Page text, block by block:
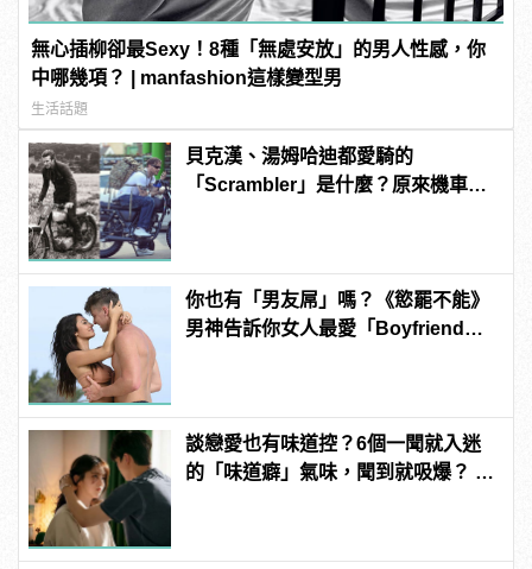
無心插柳卻最Sexy！8種「無處安放」的男人性感，你
中哪幾項？ | manfashion這樣變型男
生活話題
貝克漢、湯姆哈迪都愛騎的
「Scrambler」是什麼？原來機車也
你也有「男友屌」嗎？《慾罷不能》
男神告訴你女人最愛「Boyfriend
談戀愛也有味道控？6個一聞就入迷
的「味道癖」氣味，聞到就吸爆？ |